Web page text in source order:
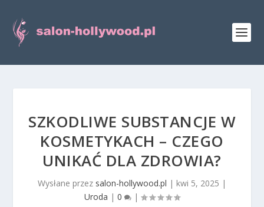
SZKODLIWE SUBSTANCJE W
KOSMETYKACH – CZEGO
UNIKAĆ DLA ZDROWIA?
Wysłane przez salon-hollywood.pl | kwi 5, 2025 |
Uroda | 0 |